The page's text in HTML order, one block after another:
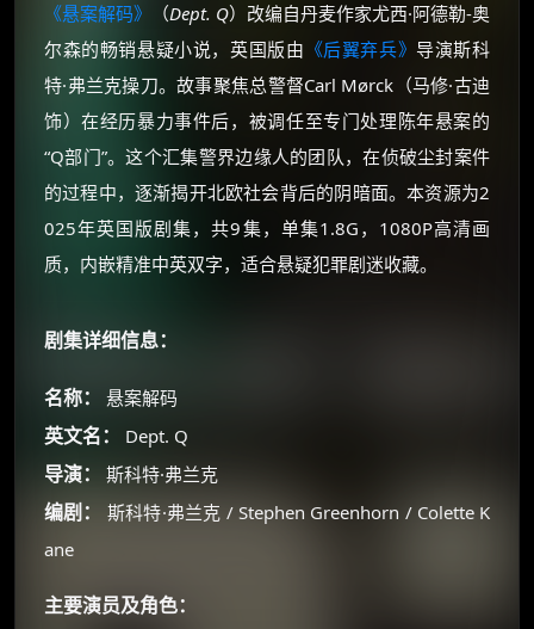
《悬案解码》 （Dept. Q）改编自丹麦作家尤西·阿德勒-奥
尔森的畅销悬疑小说，英国版由 《后翼弃兵》 导演斯科
特·弗兰克操刀。故事聚焦总警督Carl Mørck（马修·古迪
饰）在经历暴力事件后，被调任至专门处理陈年悬案的
“Q部门”。这个汇集警界边缘人的团队，在侦破尘封案件
的过程中，逐渐揭开北欧社会背后的阴暗面。本资源为2
025年英国版剧集，共9集，单集1.8G，1080P高清画
质，内嵌精准中英双字，适合悬疑犯罪剧迷收藏。
剧集详细信息：
名称： 悬案解码
英文名： Dept. Q
导演： 斯科特·弗兰克
编剧：
斯科特·弗兰克 / Stephen Greenhorn / Colette K
ane
主要演员及角色：